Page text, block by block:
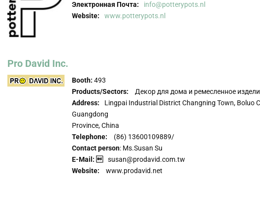
Электронная Почта:
info@potterypots.nl
Website:
www.potterypots.nl
Pro David Inc.
Booth:493
Products/Sectors:
Декор для дома и ремесленное
Address:
Lingpai Industrial District Changning Town, Boluo
Guangdong
Province, China
Telephone:
(86) 13600109889/
Contact person: Ms.Susan Su
E-Mail: 
susan@prodavid.com.tw
Website:
www.prodavid.net